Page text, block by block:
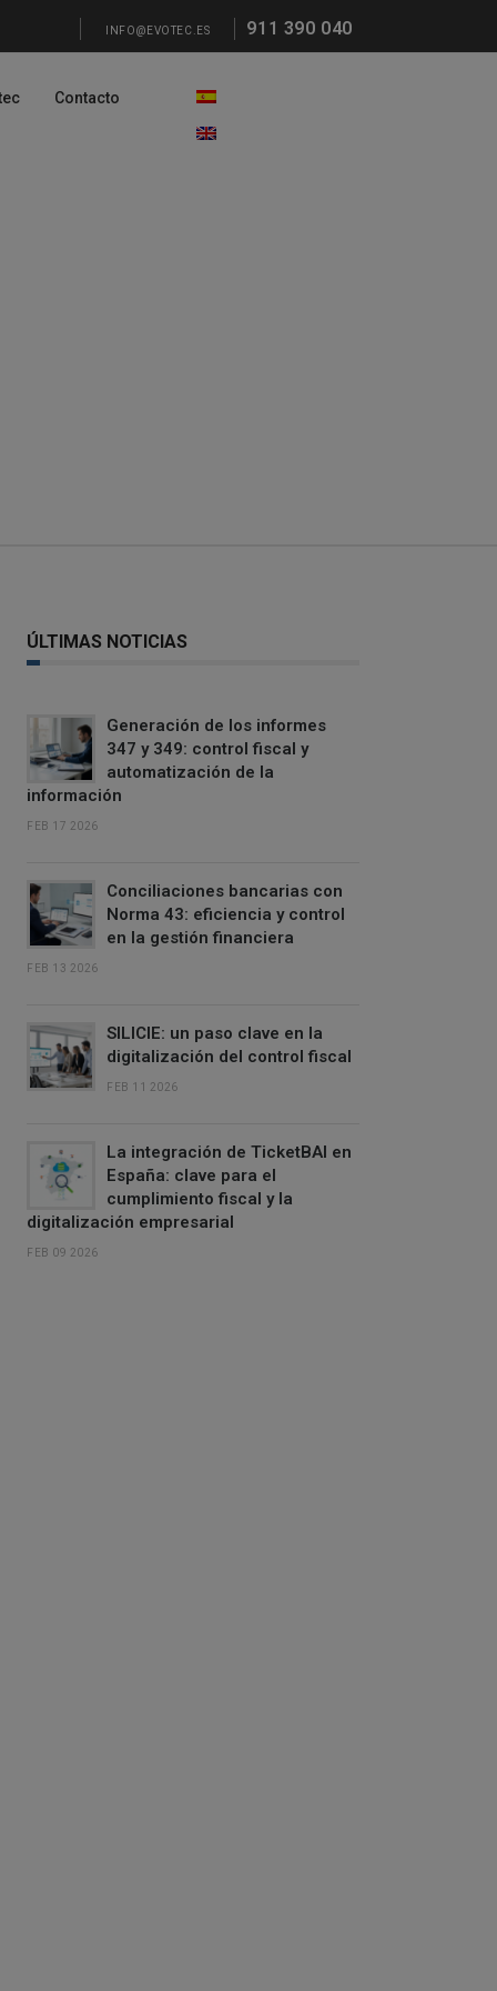
INFO@EVOTEC.ES 911 390 040
Contacto
ÚLTIMAS NOTICIAS
Generación de los informes
347 y 349: control fiscal y
automatización de la
información
FEB 17 2026
Conciliaciones bancarias con
Norma 43: eficiencia y control
en la gestión financiera
FEB 13 2026
SILICIE: un paso clave en la
digitalización del control fiscal
FEB 11 2026
La integración de TicketBAI en
España: clave para el
cumplimiento fiscal y la
digitalización empresarial
FEB 09 2026